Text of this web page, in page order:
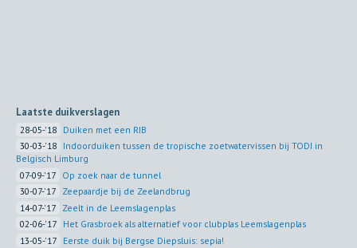
Laatste duikverslagen
28-05-'18 Duiken met een RIB
30-03-'18 Indoorduiken tussen de tropische zoetwatervissen bij TODI in
Belgisch Limburg
07-09-'17 Op zoek naar de tunnel
30-07-'17 Zeepaardje bij de Zeelandbrug
14-07-'17 Zeelt in de Leemslagenplas
02-06-'17 Het Grasbroek als alternatief voor clubplas Leemslagenplas
13-05-'17 Eerste duik bij Bergse Diepsluis: sepia!